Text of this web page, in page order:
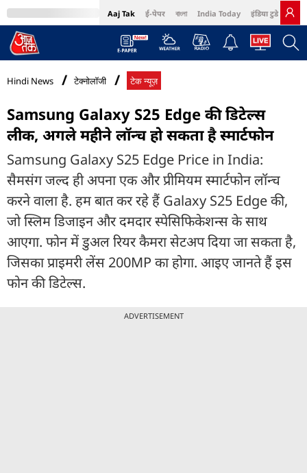
Aaj Tak ई-पेपर বাংলা India Today इंडिया टुडे हिंदी
MumbaiTak Cosmopolitan Harper's Bazaar Northeast
Hindi News टेक्नोलॉजी टेक न्यूज़
Samsung Galaxy S25 Edge की डिटेल्स
लीक, अगले महीने लॉन्च हो सकता है स्मार्टफोन
Samsung Galaxy S25 Edge Price in India:
सैमसंग जल्द ही अपना एक और प्रीमियम स्मार्टफोन लॉन्च
करने वाला है. हम बात कर रहे हैं Galaxy S25 Edge की,
जो स्लिम डिजाइन और दमदार स्पेसिफिकेशन्स के साथ
आएगा. फोन में डुअल रियर कैमरा सेटअप दिया जा सकता है,
जिसका प्राइमरी लेंस 200MP का होगा. आइए जानते हैं इस
फोन की डिटेल्स.
ADVERTISEMENT